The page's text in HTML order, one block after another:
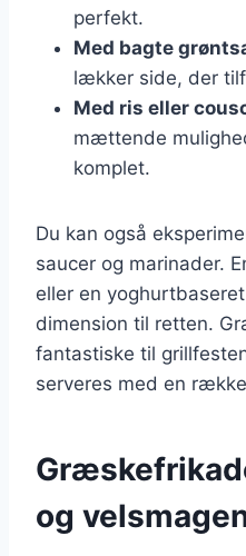
perfekt.
Med bagte
lækker side, der
Med ris eller
mættende
komplet.
Du kan også
saucer og marinader.
eller en
dimension til retten.
fantastiske til
serveres med en
og